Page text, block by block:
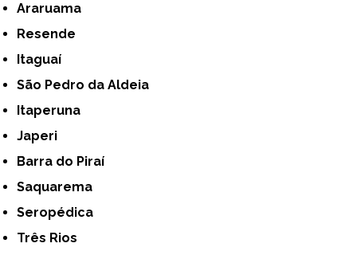
Araruama
Resende
Itaguaí
São Pedro da Aldeia
Itaperuna
Japeri
Barra do Piraí
Saquarema
Seropédica
Três Rios